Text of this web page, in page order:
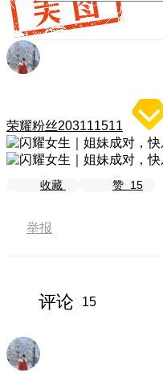
荣耀粉丝203111511
收藏 赞 15
举报
评论 15